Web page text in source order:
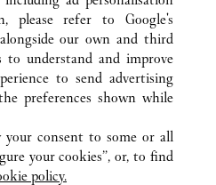
JAPON
東京都
銀座5-5-15
please refer to Google's
our own and third
to understand and improve
to send advertising
preferences shown while
consent to some or all
your cookies”, or, to find
policy.